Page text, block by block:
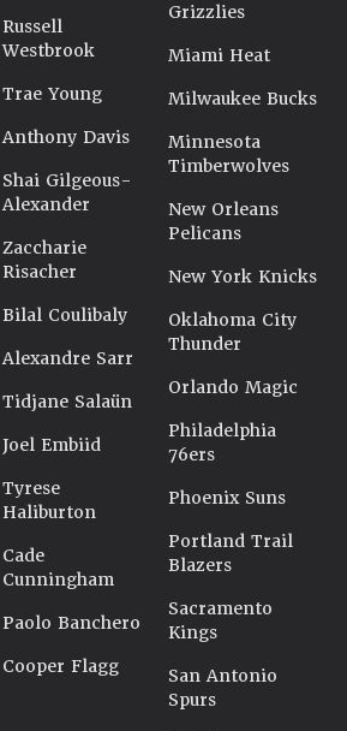
Russell
Westbrook
Trae Young
Anthony Davis
Shai Gilgeous-
Alexander
Zaccharie
Risacher
Bilal Coulibaly
Alexandre Sarr
Tidjane Salaün
Joel Embiid
Tyrese
Haliburton
Cade
Cunningham
Paolo Banchero
Cooper Flagg
Grizzlies
Miami Heat
Milwaukee Bucks
Minnesota
Timberwolves
New Orleans
Pelicans
New York Knicks
Oklahoma City
Thunder
Orlando Magic
Philadelphia
76ers
Phoenix Suns
Portland Trail
Blazers
Sacramento
Kings
San Antonio
Spurs